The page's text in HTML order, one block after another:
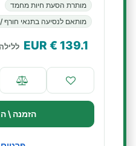
מותרת הסעת חיות מחמד
מותאם לנסיעה בתנאי חורף /
139.1
€ EUR ללילה
הזמנה \